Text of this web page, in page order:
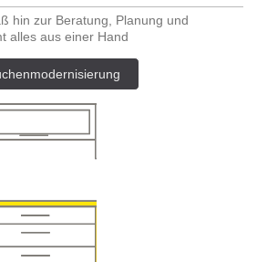
hin zur Beratung, Planung und
alles aus einer Hand